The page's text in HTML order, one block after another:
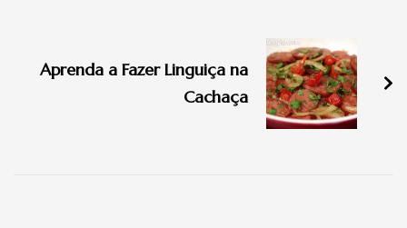
post
Aprenda a Fazer Linguiça na
Cachaça